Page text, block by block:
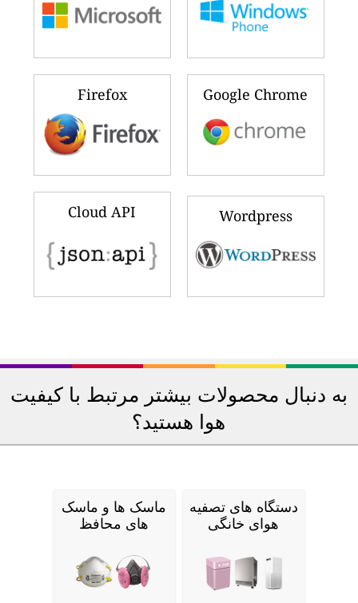
Google Chrome
Firefox
Wordpress
Cloud API
به دنبال محصولات بیشتر مرتبط با کیفیت
هوا هستید؟
دستگاه های تصفیه
هوای خانگی
ماسک ها و ماسک
های محافظ